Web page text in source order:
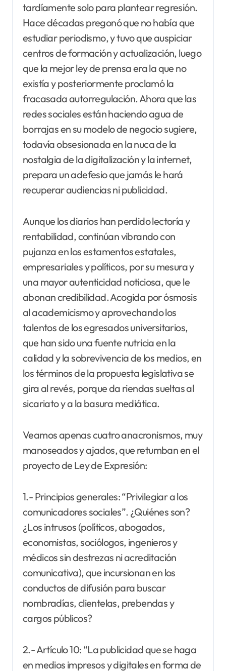
tardíamente solo para plantear regresión.
Hace décadas pregonó que no había que
estudiar periodismo, y tuvo que auspiciar
centros de formación y actualización, luego
que la mejor ley de prensa era la que no
existía y posteriormente proclamó la
fracasada autorregulación. Ahora que las
redes sociales están haciendo agua de
borrajas en su modelo de negocio sugiere,
todavía obsesionada en la nuca de la
nostalgia de la digitalización y la internet,
prepara un adefesio que jamás le hará
recuperar audiencias ni publicidad.
Aunque los diarios han perdido lectoría y
rentabilidad, continúan vibrando con
pujanza en los estamentos estatales,
empresariales y políticos, por su mesura y
una mayor autenticidad noticiosa, que le
abonan credibilidad. Acogida por ósmosis
al academicismo y aprovechando los
talentos de los egresados universitarios,
que han sido una fuente nutricia en la
calidad y la sobrevivencia de los medios, en
los términos de la propuesta legislativa se
gira al revés, porque da riendas sueltas al
sicariato y a la basura mediática.
Veamos apenas cuatro anacronismos, muy
manoseados y ajados, que retumban en el
proyecto de Ley de Expresión:
1.- Principios generales: “Privilegiar a los
comunicadores sociales”. ¿Quiénes son?
¿Los intrusos (políticos, abogados,
economistas, sociólogos, ingenieros y
médicos sin destrezas ni acreditación
comunicativa), que incursionan en los
conductos de difusión para buscar
nombradías, clientelas, prebendas y
cargos públicos?
2.- Artículo 10: “La publicidad que se haga
en medios impresos y digitales en forma de